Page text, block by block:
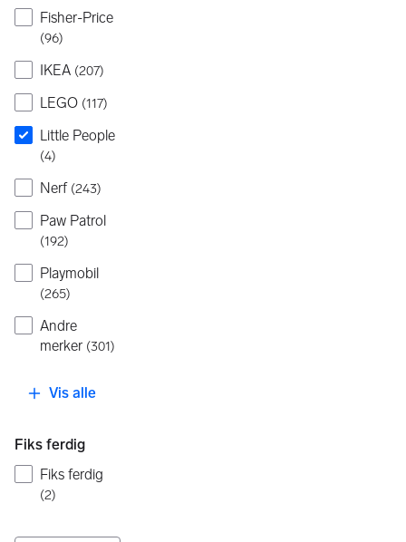
Fisher-Price
(96)
IKEA (207)
LEGO (117)
Little People
(4)
Nerf (243)
Paw Patrol
(192)
Playmobil
(265)
Andre
merker (301)
Vis alle
Fiks ferdig
Fiks ferdig
(2)